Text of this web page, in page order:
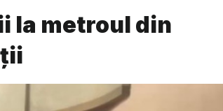
la metroul din